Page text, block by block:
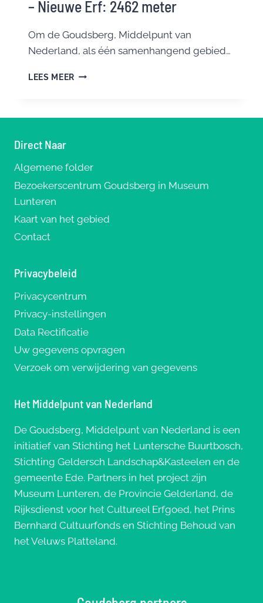
– Nieuwe Erf: 2462 meter
Om de Goudsberg, Middelpunt van
Nederland, als één samenhangend gebied…
LEES MEER AFSTAND
METER
Direct Naar
Algemene folder
Bezoekerscentrum Goudsberg in Museum
Lunteren
Kaart van het gebied
Contact
Privacybeleid
Privacycentrum
Privacy-instellingen
Data Rectificatie
Uw gegevens opvragen
Verzoek om verwijdering van gegevens
Het Middelpunt van Nederland
De Goudsberg, Middelpunt van Nederland is een
initiatief van Stichting het Luntersche Buurtbosch,
Stichting Geldersch Landschap&Kasteelen en de
gemeente Ede. Partners in het project zijn
Museum Lunteren, de Provincie Gelderland, de
Rijksdienst voor het Cultureel Erfgoed, het Prins
Bernhard Cultuurfonds en Stichting Behoud van
het Veluws Platteland.